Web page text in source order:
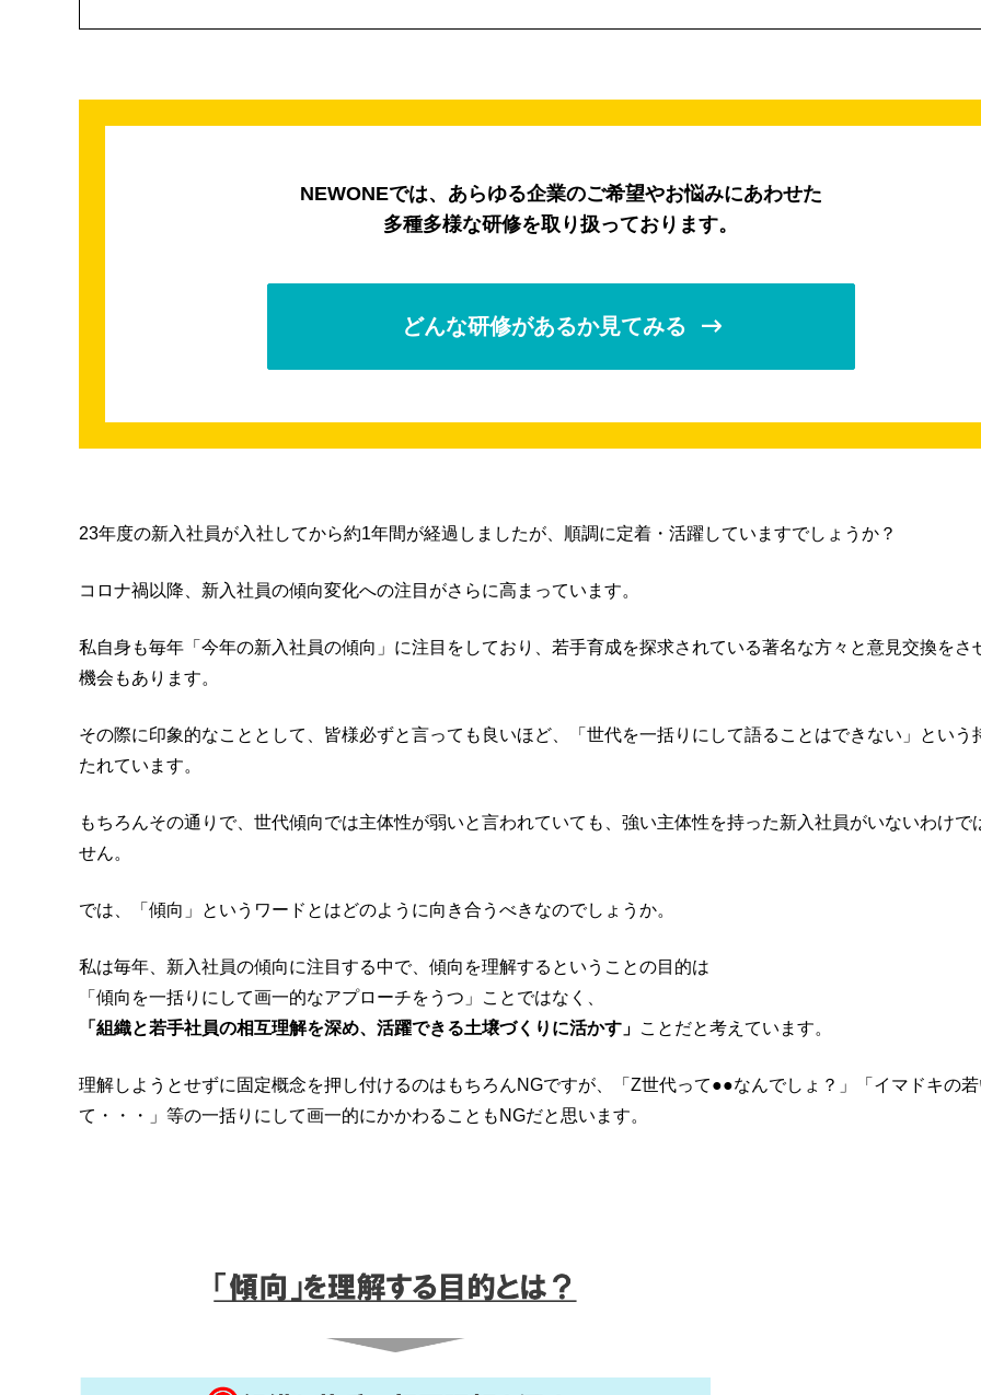
NEWONEでは、あらゆる企業のご希望やお悩みにあわせた
多種多様な研修を取り扱っております。
どんな研修があるか見てみる
23年度の新入社員が入社してから約1年間が経過しましたが、順調に定着・活躍していますでしょうか？
コロナ禍以降、新入社員の傾向変化への注目がさらに高まっています。
私自身も毎年「今年の新入社員の傾向」に注目をしており、若手育成を探求されている著名な方々と意見交換をさ
機会もあります。
その際に印象的なこととして、皆様必ずと言っても良いほど、「世代を一括りにして語ることはできない」という
たれています。
もちろんその通りで、世代傾向では主体性が弱いと言われていても、強い主体性を持った新入社員がいないわけで
せん。
では、「傾向」というワードとはどのように向き合うべきなのでしょうか。
私は毎年、新入社員の傾向に注目する中で、傾向を理解するということの目的は
「傾向を一括りにして画一的なアプローチをうつ」ことではなく、
「組織と若手社員の相互理解を深め、活躍できる土壌づくりに活かす」 ことだと考えています。
理解しようとせずに固定概念を押し付けるのはもちろんNGですが、「Z世代って●●なんでしょ？」「イマドキの
て・・・」等の一括りにして画一的にかかわることもNGだと思います。